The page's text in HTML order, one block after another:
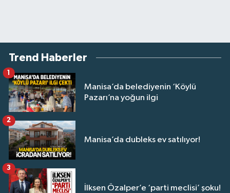
Trend Haberler
Manisa’da belediyenin ‘Köylü
Pazarı’na yoğun ilgi
1
Manisa’da dubleks ev satılıyor!
2
İlksen Özalper’e ‘parti meclisi’ şoku!
3